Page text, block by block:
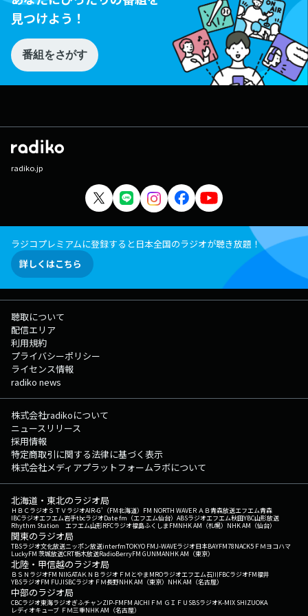
見つけよう！
番組をさがす
radiko.jp
ラジコプレミアムに登録すると日本全国のラジオが聴き放題！
詳しくはこちら
聴取について
配信エリア
利用規約
プライバシーポリシー
ライセンス情報
radiko news
株式会社radikoについて
ニュースリリース
採用情報
特定商取引に関する法律に基づく表示
株式会社メディアプラットフォームラボについて
北海道・東北のラジオ局
ＨＢＣラジオＳＴＶラジオAIR-G'（FM北海道） FM NORTH WAVEＲＡＢ青森放送エフエム青森
IBCラジオエフエム岩手tbcラジオDate fm（エフエム仙台） ABSラジオエフエム秋田YBC山形放送
Rhythm Station エフエム山形RFCラジオ福島ふくしまFMNHK AM（札幌） NHK AM（仙台）
関東のラジオ局
TBSラジオ文化放送ニッポン放送interfmTOKYO FMJ-WAVEラジオ日本BAYFM78NACK5 ＦＭヨコハマ
LuckyFM 茨城放送CRT栃木放送RadioBerryFM GUNMANHK AM（東京）
北陸・甲信越のラジオ局
ＢＳＮラジオFM NIIGATAＫＮＢラジオ ＦＭとやまMROラジオエフエム石川FBCラジオFM福井
YBSラジオFM FUJISBCラジオ ＦＭ長野NHK AM（東京） NHK AM（名古屋）
中部のラジオ局
CBCラジオ東海ラジオぎふチャンZIP-FMFM AICHI ＦＭ ＧＩＦＵ SBSラジオK-MIX SHIZUOKA
レディオキューブ ＦＭ三重NHK AM（名古屋）